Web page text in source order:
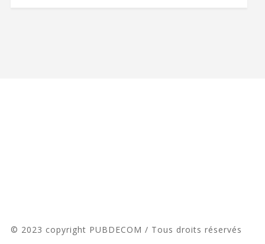
© 2023 copyright PUBDECOM / Tous droits réservés